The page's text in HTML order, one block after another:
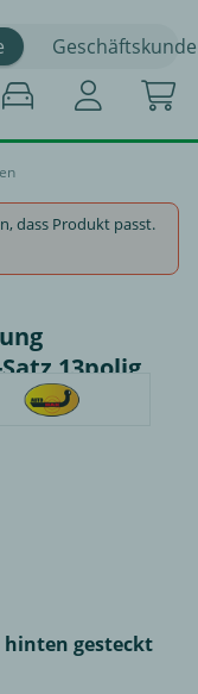
Geschäftskunde
dass Produkt passt.
13polig
TECH
hinten gesteckt